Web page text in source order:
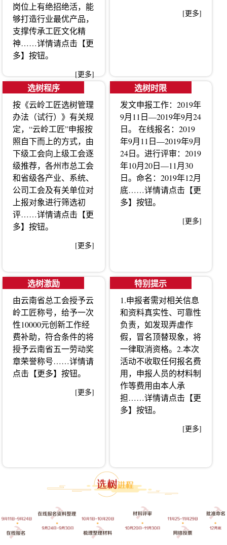
岗位上有绝招绝活，能
够打造行业最优产品，
支撑传承工匠文化精
神……详情请点击【更
多】按钮。
[更多]
[更多]
选树程序
按《云岭工匠选树管理
办法（试行）》有关规
定，“云岭工匠”申报按
照自下而上的方式，由
下级工会向上级工会逐
级推荐，各州市总工会
和省级各产业、系统、
公司工会及有关单位对
上报对象进行筛选初
评……详情请点击【更
多】按钮。
[更多]
选树时限
发文申报工作：2019年
9月11日—2019年9月24
日。 在线报名：2019
年9月11日—2019年9月
24日。进行评审：2019
年10月20日—11月30
日。命名：2019年12月
底……详情请点击【更
多】按钮。
[更多]
选树激励
由云南省总工会授予云
岭工匠称号，给予一次
性10000元创新工作经
费补助，符合条件的将
授予云南省五一劳动奖
章荣誉称号……详情请
点击【更多】按钮。
[更多]
特别提示
1.申报者需对相关信息
和资料真实性、可靠性
负责，如发现弄虚作
假，冒名顶替现象，将
一律取消资格。2.本次
活动不收取任何报名费
用，申报人员的材料制
作等费用由本人承
担……详情请点击【更
多】按钮。
[更多]